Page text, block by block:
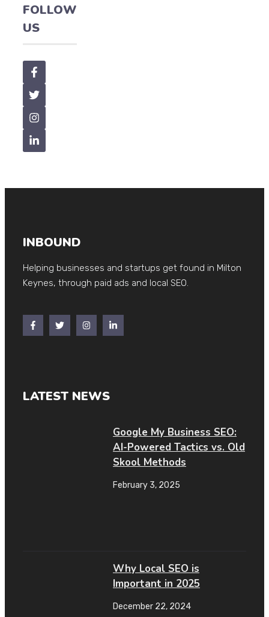
FOLLOW
US
INBOUND
Helping businesses and startups get found in Milton
Keynes, through paid ads and local SEO.
LATEST NEWS
Google My Business SEO:
AI-Powered Tactics vs. Old
Skool Methods
February 3, 2025
Why Local SEO is
Important in 2025
December 22, 2024